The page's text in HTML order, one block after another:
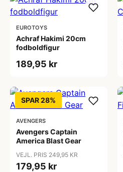
EUROTOYS
Achraf Hakimi 20cm
fodboldfigur
189,95 kr
SPAR 28%
AVENGERS
Avengers Captain
America Blast Gear
VEJL. PRIS 249,95 KR
179,95 kr